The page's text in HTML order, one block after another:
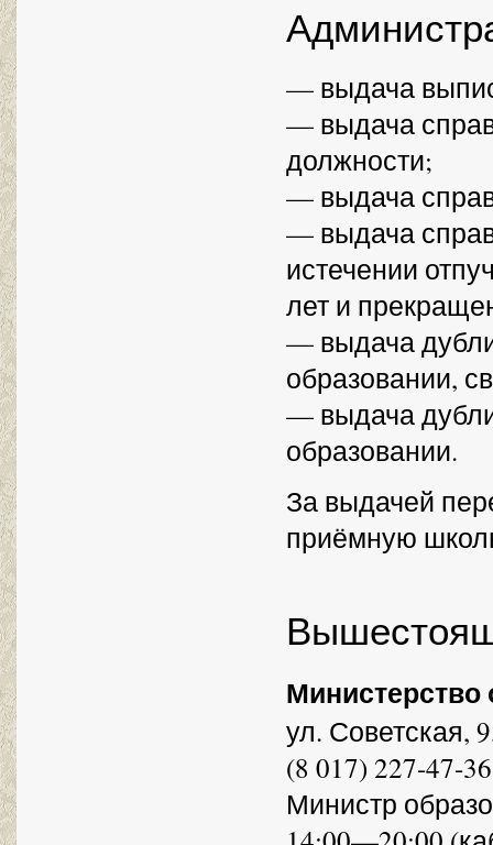
— выдача
— выдача
должности;
— выдача
— выдача
истечении
лет и
— выдача
образовании,
— выдача
образовании.
За выдачей
приёмную
Министерство
ул. Советская,
(8 017) 227-47-
Министр